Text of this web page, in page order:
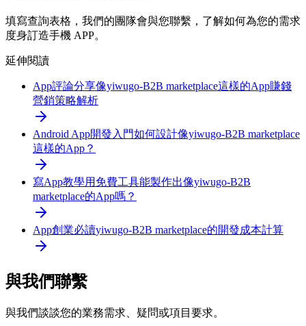
填寫查詢表格，我們的團隊會與您聯繫，了解如何為您的需求
度身訂造手機 APP。
延伸閱讀
App評論分享像yiwugo-B2B marketplace這樣的App賺錢
營銷策略解析
Android App開發入門如何設計像yiwugo-B2B marketplace
這樣的App？
寫App教學用免費工具能製作出像yiwugo-B2B
marketplace的App嗎？
App創業必讀yiwugo-B2B marketplace的開發成本計算
與我們聯繫
與我們談談您的業務需求、疑問或項目要求。